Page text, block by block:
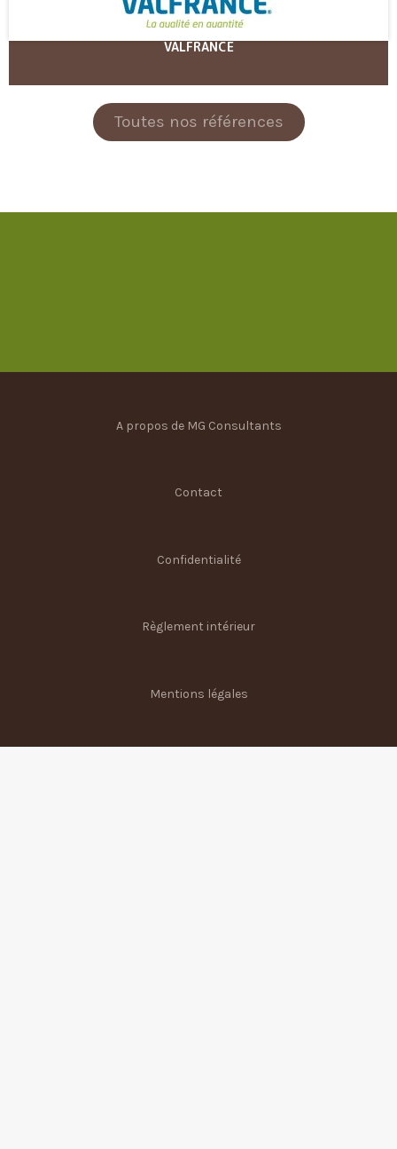
VALFRANCE
Toutes nos références
A propos de MG Consultants
Contact
Confidentialité
Règlement intérieur
Mentions légales